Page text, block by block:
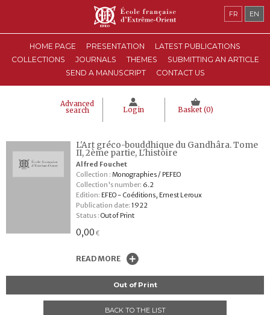
HOME PAGE PRESENTATION
LATEST PUBLICATIONS
COLLECTIONS
JOURNALS THEMES
SUBMITTING AN ARTICLE
SEND A MANUSCRIPT
CONTACT US
Advanced
search Login Basket (0)
FR EN
L'Art gréco-bouddhique du Gandhâra. Tome
II, 2ème partie, L'histoire
Alfred Fouchet
Collection : Monographies / PEFEO
Collection's number: 6.2
Edition: EFEO - Coéditions, Ernest Leroux
Publication date: 1922
Status : Out of Print
0,00 €
READ MORE
Out of Print
BACK TO THE LIST